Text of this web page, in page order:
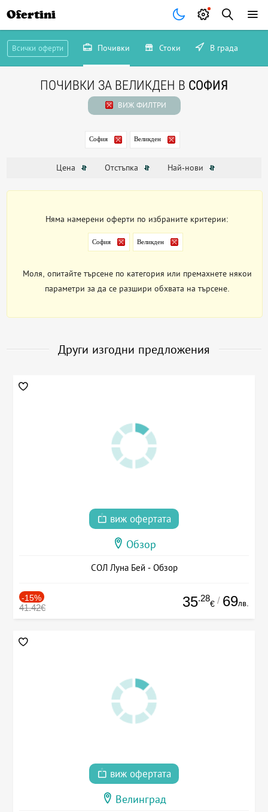
Ofertini
Всички оферти Почивки Стоки В града
ПОЧИВКИ ЗА ВЕЛИКДЕН В СОФИЯ
ВИЖ ФИЛТРИ
София Великден
Цена Отстъпка Най-нови
Няма намерени оферти по избраните критерии:
София Великден
Моля, опитайте търсене по категория или премахнете някои
параметри за да се разшири обхвата на търсене.
Други изгодни предложения
виж офертата
Обзор
СОЛ Луна Бей - Обзор
-15%
41.42€ 35.28
€ / 69лв.
виж офертата
Велинград